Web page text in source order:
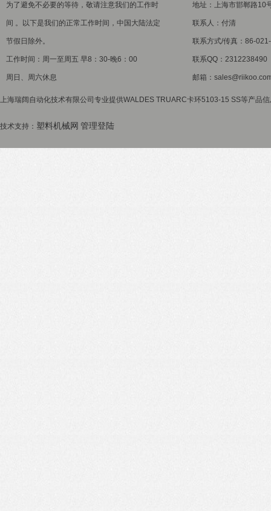
为了避免不必要的等待，敬请注意我们的工作时
间 。以下是我们的正常工作时间，中国大陆法定
节假日除外。
工作时间：周一至周五 早8：30-晚6：00
周日、周六休息
地址：上海市邯郸路10
联系人：付清
联系方式/传真：86-
联系QQ：2312238490
邮箱：
上海瑞阔自动化技术有限公司专业提供WALDES TRUARC卡环5103-15 SS等产品
技术支持： 塑料机械网 管理登陆